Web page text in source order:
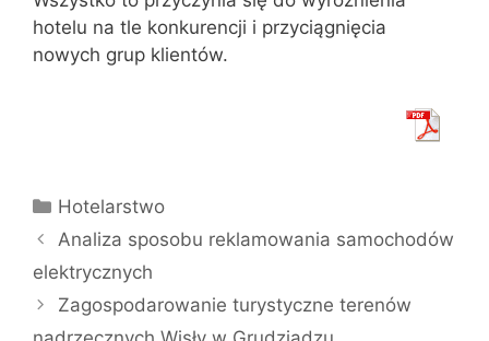
hotelu na tle konkurencji i przyciągnięcia
nowych grup klientów.
Kategorie
Hotelarstwo
Analiza sposobu reklamowania samochodów
elektrycznych
Zagospodarowanie turystyczne terenów